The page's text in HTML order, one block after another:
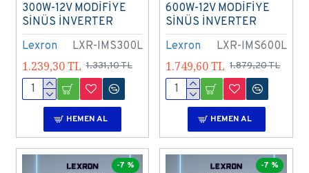
Lexron LXR-IMS300L
300W-12V MODİFİYE
SİNÜS İNVERTER
1.239,30 TL 1.331,10 TL
HEMEN AL
Lexron LXR-IMS600L
600W-12V MODİFİYE
SİNÜS İNVERTER
1.749,60 TL 1.879,20 TL
HEMEN AL
-7 % -7 %